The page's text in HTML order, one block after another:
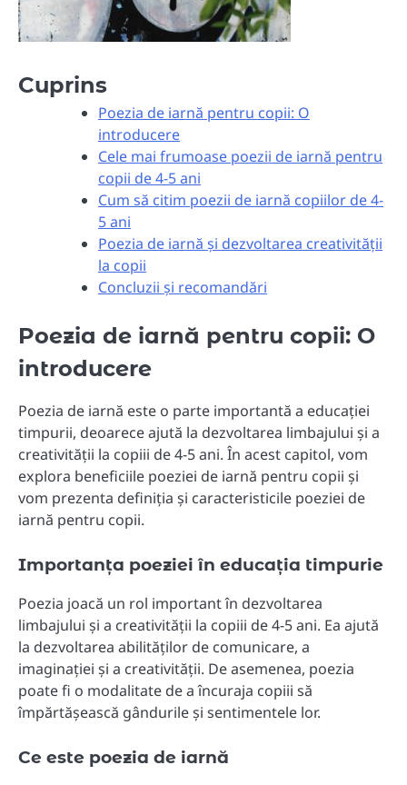
Cuprins
Poezia de iarnă pentru copii: O
introducere
Cele mai frumoase poezii de iarnă pentru
copii de 4-5 ani
Cum să citim poezii de iarnă copiilor de 4-
5 ani
Poezia de iarnă și dezvoltarea creativității
la copii
Concluzii și recomandări
Poezia de iarnă pentru copii: O
introducere
Poezia de iarnă este o parte importantă a educației
timpurii, deoarece ajută la dezvoltarea limbajului și a
creativității la copiii de 4-5 ani. În acest capitol, vom
explora beneficiile poeziei de iarnă pentru copii și
vom prezenta definiția și caracteristicile poeziei de
iarnă pentru copii.
Importanța poeziei în educația timpurie
Poezia joacă un rol important în dezvoltarea
limbajului și a creativității la copiii de 4-5 ani. Ea ajută
la dezvoltarea abilităților de comunicare, a
imaginației și a creativității. De asemenea, poezia
poate fi o modalitate de a încuraja copiii să
împărtășească gândurile și sentimentele lor.
Ce este poezia de iarnă